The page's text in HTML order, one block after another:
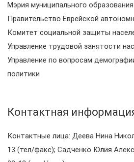
Мэрия муниципального
Правительство Еврейской
Комитет социальной защиты
Управление трудовой занятости
Управление по вопросам
политики
Контактная
Контактные лица: Деева Нина
13 (тел/факс); Садченко Юлия